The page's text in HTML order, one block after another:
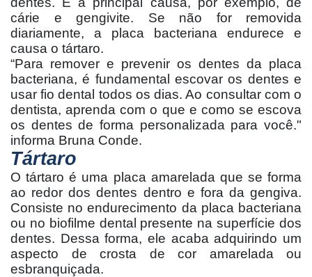
cárie e gengivite. Se não for removida
diariamente, a placa bacteriana endurece e
causa o tártaro.
“Para remover e prevenir os dentes da placa
bacteriana, é fundamental escovar os dentes e
usar fio dental todos os dias. Ao consultar com o
dentista, aprenda com o que e como se escova
os dentes de forma personalizada para você."
informa Bruna Conde.
Tártaro
O tártaro é uma placa amarelada que se forma
ao redor dos dentes dentro e fora da gengiva.
Consiste no endurecimento da placa bacteriana
ou no biofilme dental presente na superfície dos
dentes. Dessa forma, ele acaba adquirindo um
aspecto de crosta de cor amarelada ou
esbranquiçada.